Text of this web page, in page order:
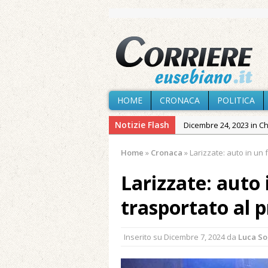
HOME CRONACA POLITICA
Notizie Flash Dicembre 24, 2023 in
Agosto 7, 2026 in
provvisoria»
Home » Cronaca » Larizzate: auto in un
Larizzate:
trasportato al
Inserito su Dicembre 7, 2024da Luca